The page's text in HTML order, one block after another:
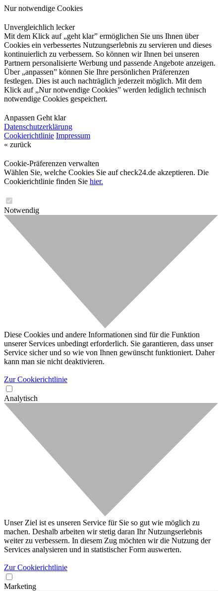
Nur notwendige Cookies
Unvergleichlich lecker
Mit dem Klick auf „geht klar” ermöglichen Sie uns Ihnen über
Cookies ein verbessertes Nutzungserlebnis zu servieren und dieses
kontinuierlich zu verbessern. So können wir Ihnen bei unseren
Partnern personalisierte Werbung und passende Angebote anzeigen.
Über „anpassen” können Sie Ihre persönlichen Präferenzen
festlegen. Dies ist auch nachträglich jederzeit möglich. Mit dem
Klick auf „Nur notwendige Cookies” werden lediglich technisch
notwendige Cookies gespeichert.
Anpassen Geht klar
Datenschutzerklärung
Cookierichtlinie Impressum
« zurück
Cookie-Präferenzen verwalten
Wählen Sie, welche Cookies Sie auf check24.de akzeptieren. Die
Cookierichtlinie finden Sie hier.
Notwendig
Diese Cookies und andere Informationen sind für die Funktion
unserer Services unbedingt erforderlich. Sie garantieren, dass unser
Service sicher und so wie von Ihnen gewünscht funktioniert. Daher
kann man sie nicht deaktivieren.
Zur Cookierichtlinie
Analytisch
Unser Ziel ist es unseren Service für Sie so gut wie möglich zu
machen. Deshalb arbeiten wir stetig daran Ihr Nutzungserlebnis
weiter zu verbessern. In diesem Zug möchten wir die Nutzung der
Services analysieren und in statistischer Form auswerten.
Zur Cookierichtlinie
Marketing